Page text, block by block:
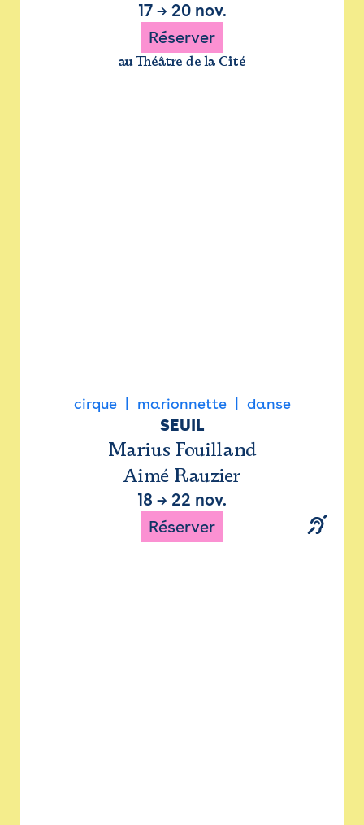
17→ 20 nov.
Réserver
au Théâtre de la Cité
cirque marionnette danse
SEUIL
Marius Fouilland
Aimé Rauzier
18 → 22 nov.
Réserver